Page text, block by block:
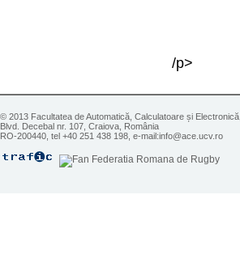
/p>
© 2013 Facultatea de Automatică, Calculatoare și Electronică,
Blvd. Decebal nr. 107, Craiova, România
RO-200440, tel +40 251 438 198, e-mail:info@ace.ucv.ro